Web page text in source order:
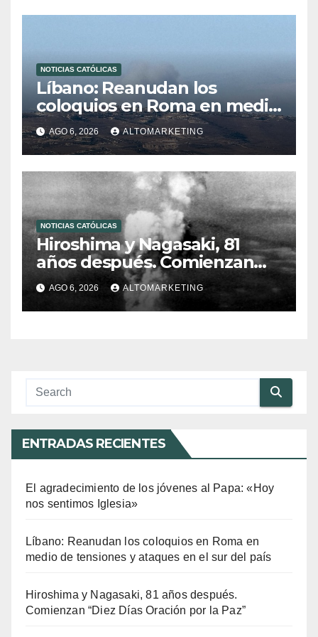
NOTICIAS CATÓLICAS
Líbano: Reanudan los
coloquios en Roma en medio
de tensiones y ataques en el
sur del país
AGO 6, 2026 ALTOMARKETING
NOTICIAS CATÓLICAS
Hiroshima y Nagasaki, 81
años después. Comienzan
“Diez Días Oración por la
Paz”
AGO 6, 2026 ALTOMARKETING
ENTRADAS RECIENTES
El agradecimiento de los jóvenes al Papa: «Hoy
nos sentimos Iglesia»
Líbano: Reanudan los coloquios en Roma en
medio de tensiones y ataques en el sur del país
Hiroshima y Nagasaki, 81 años después.
Comienzan “Diez Días Oración por la Paz”